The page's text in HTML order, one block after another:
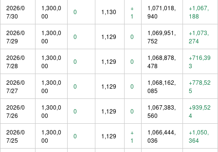
2026/0
7/30
1,300,0
00
0 1,130
+
1
1,071,018,
940
+1,067,
188
2026/0
7/29
1,300,0
00
0 1,129 0
1,069,951,
752
+1,073,
274
2026/0
7/28
1,300,0
00
0 1,129 0
1,068,878,
478
+716,39
3
2026/0
7/27
1,300,0
00
0 1,129 0
1,068,162,
085
+778,52
5
2026/0
7/26
1,300,0
00
0 1,129 0
1,067,383,
560
+939,52
4
2026/0
7/25
1,300,0
00
0 1,129
+
1
1,066,444,
036
+1,050,
364